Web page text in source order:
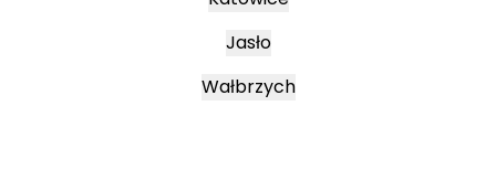
Jasło
Wałbrzych